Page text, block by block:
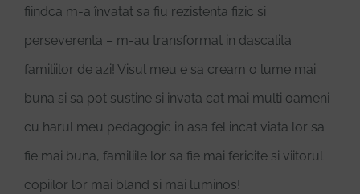
fiindca m-a învatat sa fiu rezistenta fizic si
perseverenta – m-au transformat in dascalita
familiilor de azi! Visul meu e sa cream o lume mai
buna si sa pot sustine si invata cat mai multi oameni
cu harul meu pedagogic in asa fel incat viata lor sa
fie mai buna, familiile lor sa fie mai fericite si viitorul
copiilor lor mai bland si mai luminos!